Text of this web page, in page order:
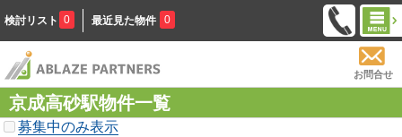
検討リスト 0 最近見た物件 0
お問合せ
京成高砂駅物件一覧
募集中のみ表示